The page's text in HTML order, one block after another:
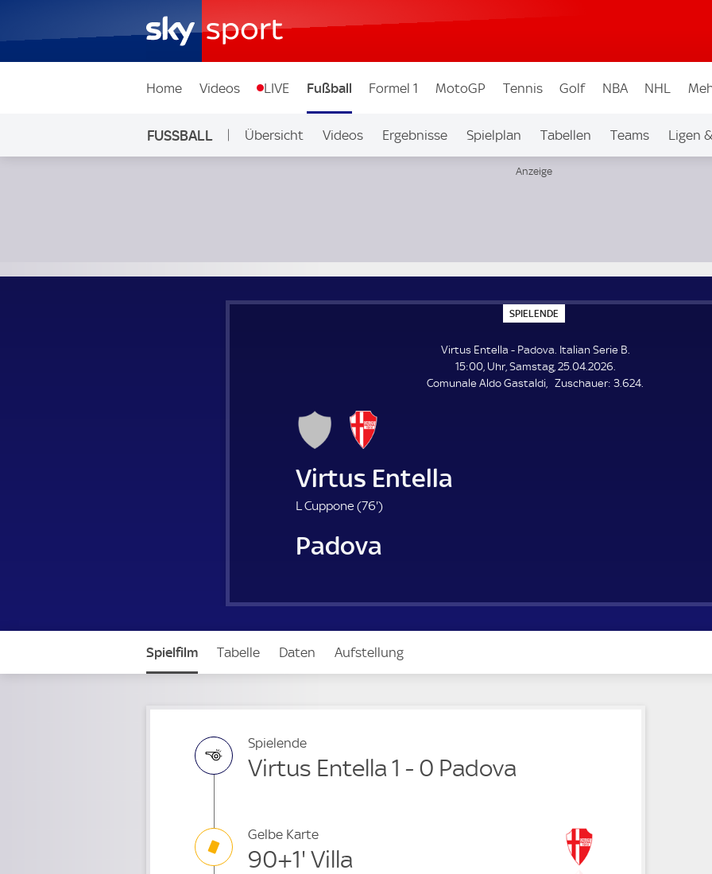
Home Videos LIVE Fußball Formel 1 MotoGP Tennis Golf NBA NHL
FUSSBALL Übersicht Videos Ergebnisse Spielplan Tabellen Teams Ligen
SPIELENDE
P
E
L
E
N
Virtus Entella - Padova. Italian Serie B.
15:00, Uhr, Samstag, 25.04.2026.
Comunale Aldo Gastaldi
Zuschauer: Z
3.624.
Virtus Entella
L Cuppone (76'7
.
m
u
e
)
Padova
Spielfilm Tabelle Daten Aufstellung
Spielende
Virtus Entella 1 - 0 Padova
Gelbe Karte
90+1' Villa